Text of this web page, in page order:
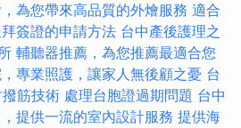
為您帶來高品質的外燴服務 適合
簽證的申請方法 台中產後護理之
輔聽器推薦，為您推薦最適合您
專業照護，讓家人無後顧之憂 台
筋技術 處理台胞證過期問題 台中
提供一流的室內設計服務 提供海